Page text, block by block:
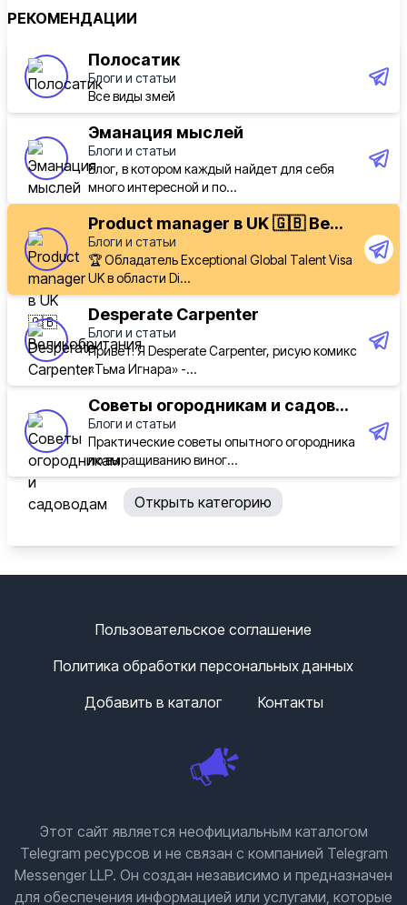
РЕКОМЕНДАЦИИ
Полосатик
Блоги и статьи
Все виды змей
Эманация мыслей
Блоги и статьи
Блог, в котором каждый найдет для себя
много интересной и по...
Product manager в UK 🇬🇧 Ве...
Блоги и статьи
🏆 Обладатель Exceptional Global Talent Visa
UK в области Di...
Desperate Carpenter
Блоги и статьи
Привет! Я Desperate Carpenter, рисую комикс
«Тьма Игнара» -...
Советы огородникам и садов...
Блоги и статьи
Практические советы опытного огородника
по выращиванию виног...
Открыть категорию
Пользовательское соглашение
Политика обработки персональных данных
Добавить в каталог
Контакты
Этот сайт является неофициальным каталогом
Telegram ресурсов и не связан с компанией Telegram
Messenger LLP. Он создан независимо и предназначен
для обеспечения информацией или услугами, которые